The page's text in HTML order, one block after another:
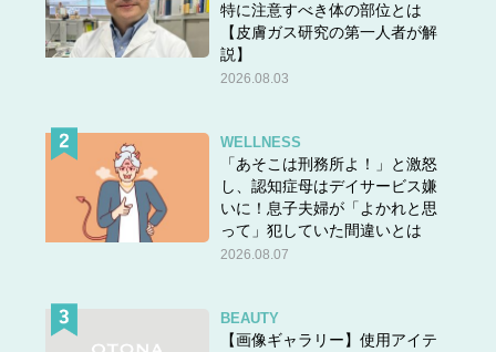
特に注意すべき体の部位とは
【皮膚ガス研究の第一人者が解
説】
2026.08.03
WELLNESS
「あそこは刑務所よ！」と激怒
し、認知症母はデイサービス嫌
いに！息子夫婦が「よかれと思
って」犯していた間違いとは
2026.08.07
BEAUTY
【画像ギャラリー】使用アイテ